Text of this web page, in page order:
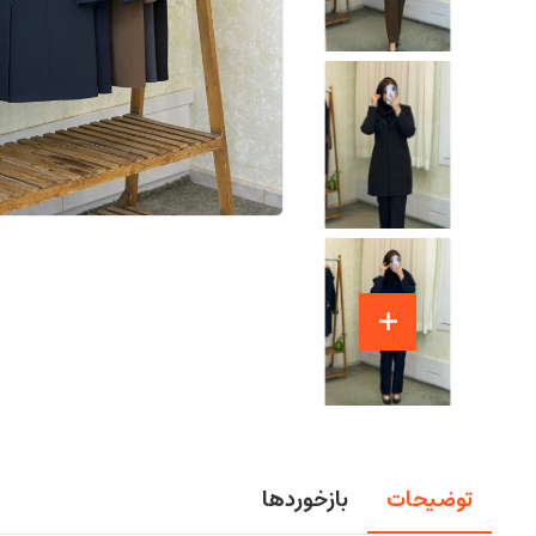
توضیحات بازخوردها